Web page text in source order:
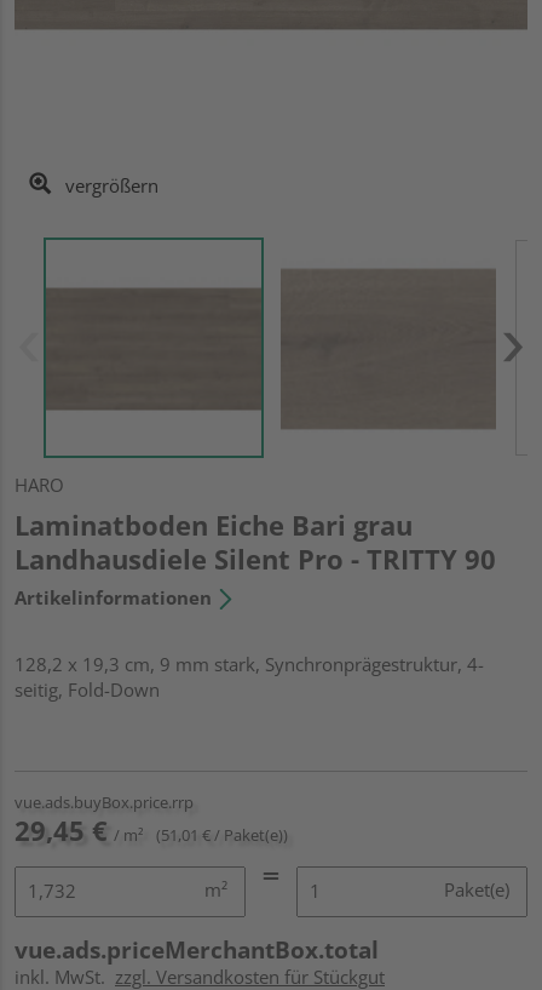
vergrößern
HARO
Laminatboden Eiche Bari grau
Landhausdiele Silent Pro - TRITTY 90
Artikelinformationen
128,2 x 19,3 cm, 9 mm stark, Synchronprägestruktur, 4-
seitig, Fold-Down
vue.ads.buyBox.price.rrp
29,45 € / m² (51,01 € / Paket(e))
m² Paket(e)
vue.ads.priceMerchantBox.total
inkl. MwSt. zzgl. Versandkosten für Stückgut